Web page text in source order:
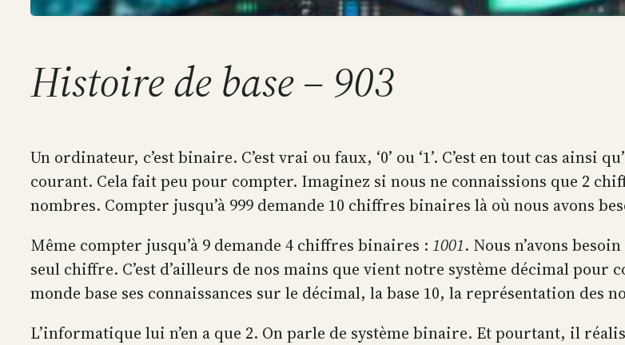
Histoire de base – 903
Un ordinateur, c’est binaire. C’est vrai ou faux, ‘0’ ou ‘1’. C’est en tout cas
courant. Cela fait peu pour compter. Imaginez si nous ne connaissions que 2
nombres. Compter jusqu’à 999 demande 10 chiffres binaires là où nous avons
Même compter jusqu’à 9 demande 4 chiffres binaires : 1001. Nous n’avons
seul chiffre. C’est d’ailleurs de nos mains que vient notre système décimal
monde base ses connaissances sur le décimal, la base 10, la représentation des
L’informatique lui n’en a que 2. On parle de système binaire. Et pourtant, il